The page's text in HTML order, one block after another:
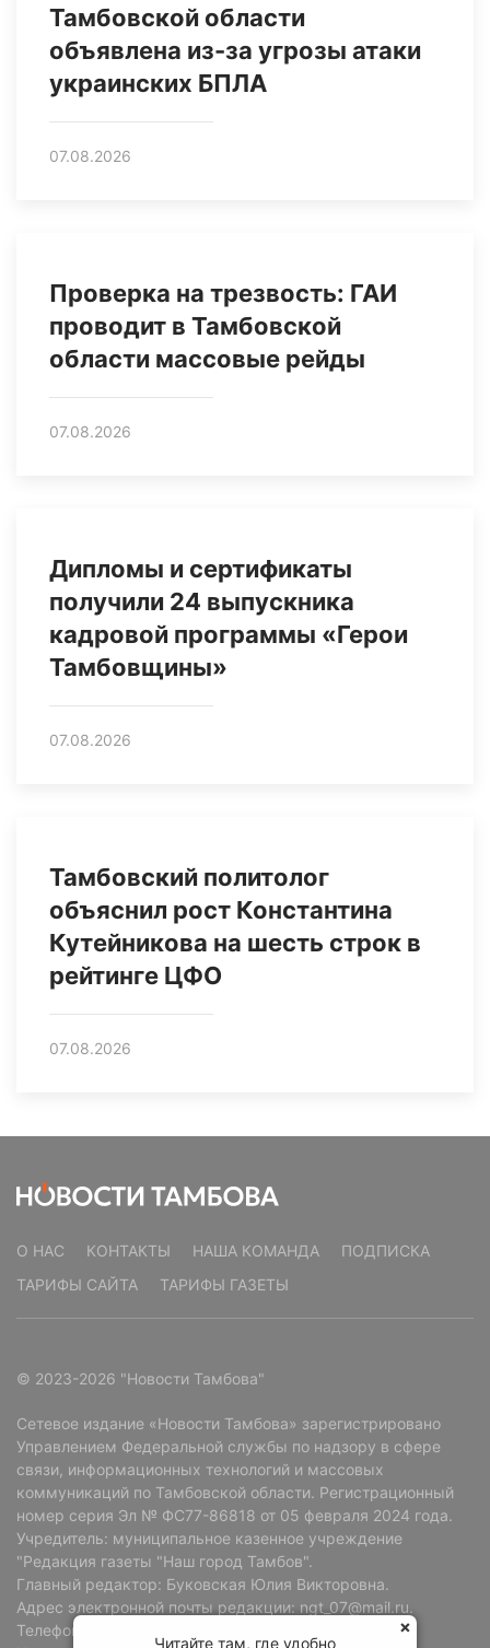
Тамбовской области
объявлена из-за угрозы атаки
украинских БПЛА
07.08.2026
Проверка на трезвость: ГАИ
проводит в Тамбовской
области массовые рейды
07.08.2026
Дипломы и сертификаты
получили 24 выпускника
кадровой программы «Герои
Тамбовщины»
07.08.2026
Тамбовский политолог
объяснил рост Константина
Кутейникова на шесть строк в
рейтинге ЦФО
07.08.2026
О НАС КОНТАКТЫ НАША КОМАНДА
ПОДПИСКА
ТАРИФЫ САЙТА
ТАРИФЫ ГАЗЕТЫ
© 2023-2026 "Новости Тамбова"
Сетевое издание «Новости Тамбова» зарегистрировано
Управлением Федеральной службы по надзору в сфере
связи, информационных технологий и массовых
коммуникаций по Тамбовской области. Регистрационный
номер серия Эл № ФС77-86818 от 05 февраля 2024 года.
Учредитель: муниципальное казенное учреждение
"Редакция газеты "Наш город Тамбов".
Главный редактор: Буковская Юлия Викторовна.
Адрес электронной почты редакции: ngt_07@mail.ru.
Телефон редакции: +7 (4752) 72-69-37.
Читайте там, где удобно